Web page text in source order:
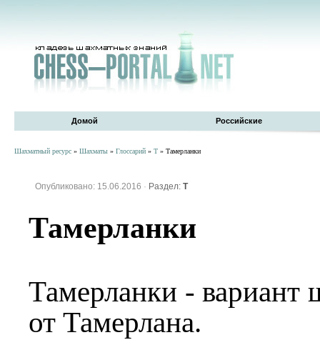
Домой Российские
Шахматный ресурс » Шахматы » Глоссарий » Т » Тамерланки
Опубликовано: 15.06.2016 · Раздел: Т
Тамерланки
Тамерланки - вариант
от Тамерлана.